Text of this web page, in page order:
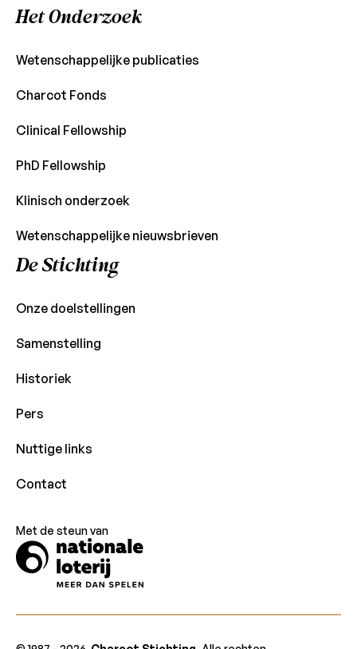
Het Onderzoek
Wetenschappelijke publicaties
Charcot Fonds
Clinical Fellowship
PhD Fellowship
Klinisch onderzoek
Wetenschappelijke nieuwsbrieven
De Stichting
Onze doelstellingen
Samenstelling
Historiek
Pers
Nuttige links
Contact
Met de steun van